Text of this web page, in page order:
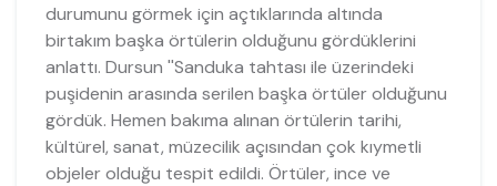
durumunu görmek için açtıklarında altında
birtakım başka örtülerin olduğunu gördüklerini
anlattı. Dursun ''Sanduka tahtası ile üzerindeki
puşidenin arasında serilen başka örtüler olduğunu
gördük. Hemen bakıma alınan örtülerin tarihi,
kültürel, sanat, müzecilik açısından çok kıymetli
objeler olduğu tespit edildi. Örtüler, ince ve